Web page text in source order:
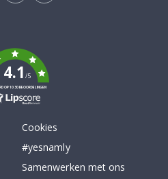
4.1/5
OP 1030 BEOORDELINGEN
Cookies
#yesnamly
Samenwerken met ons